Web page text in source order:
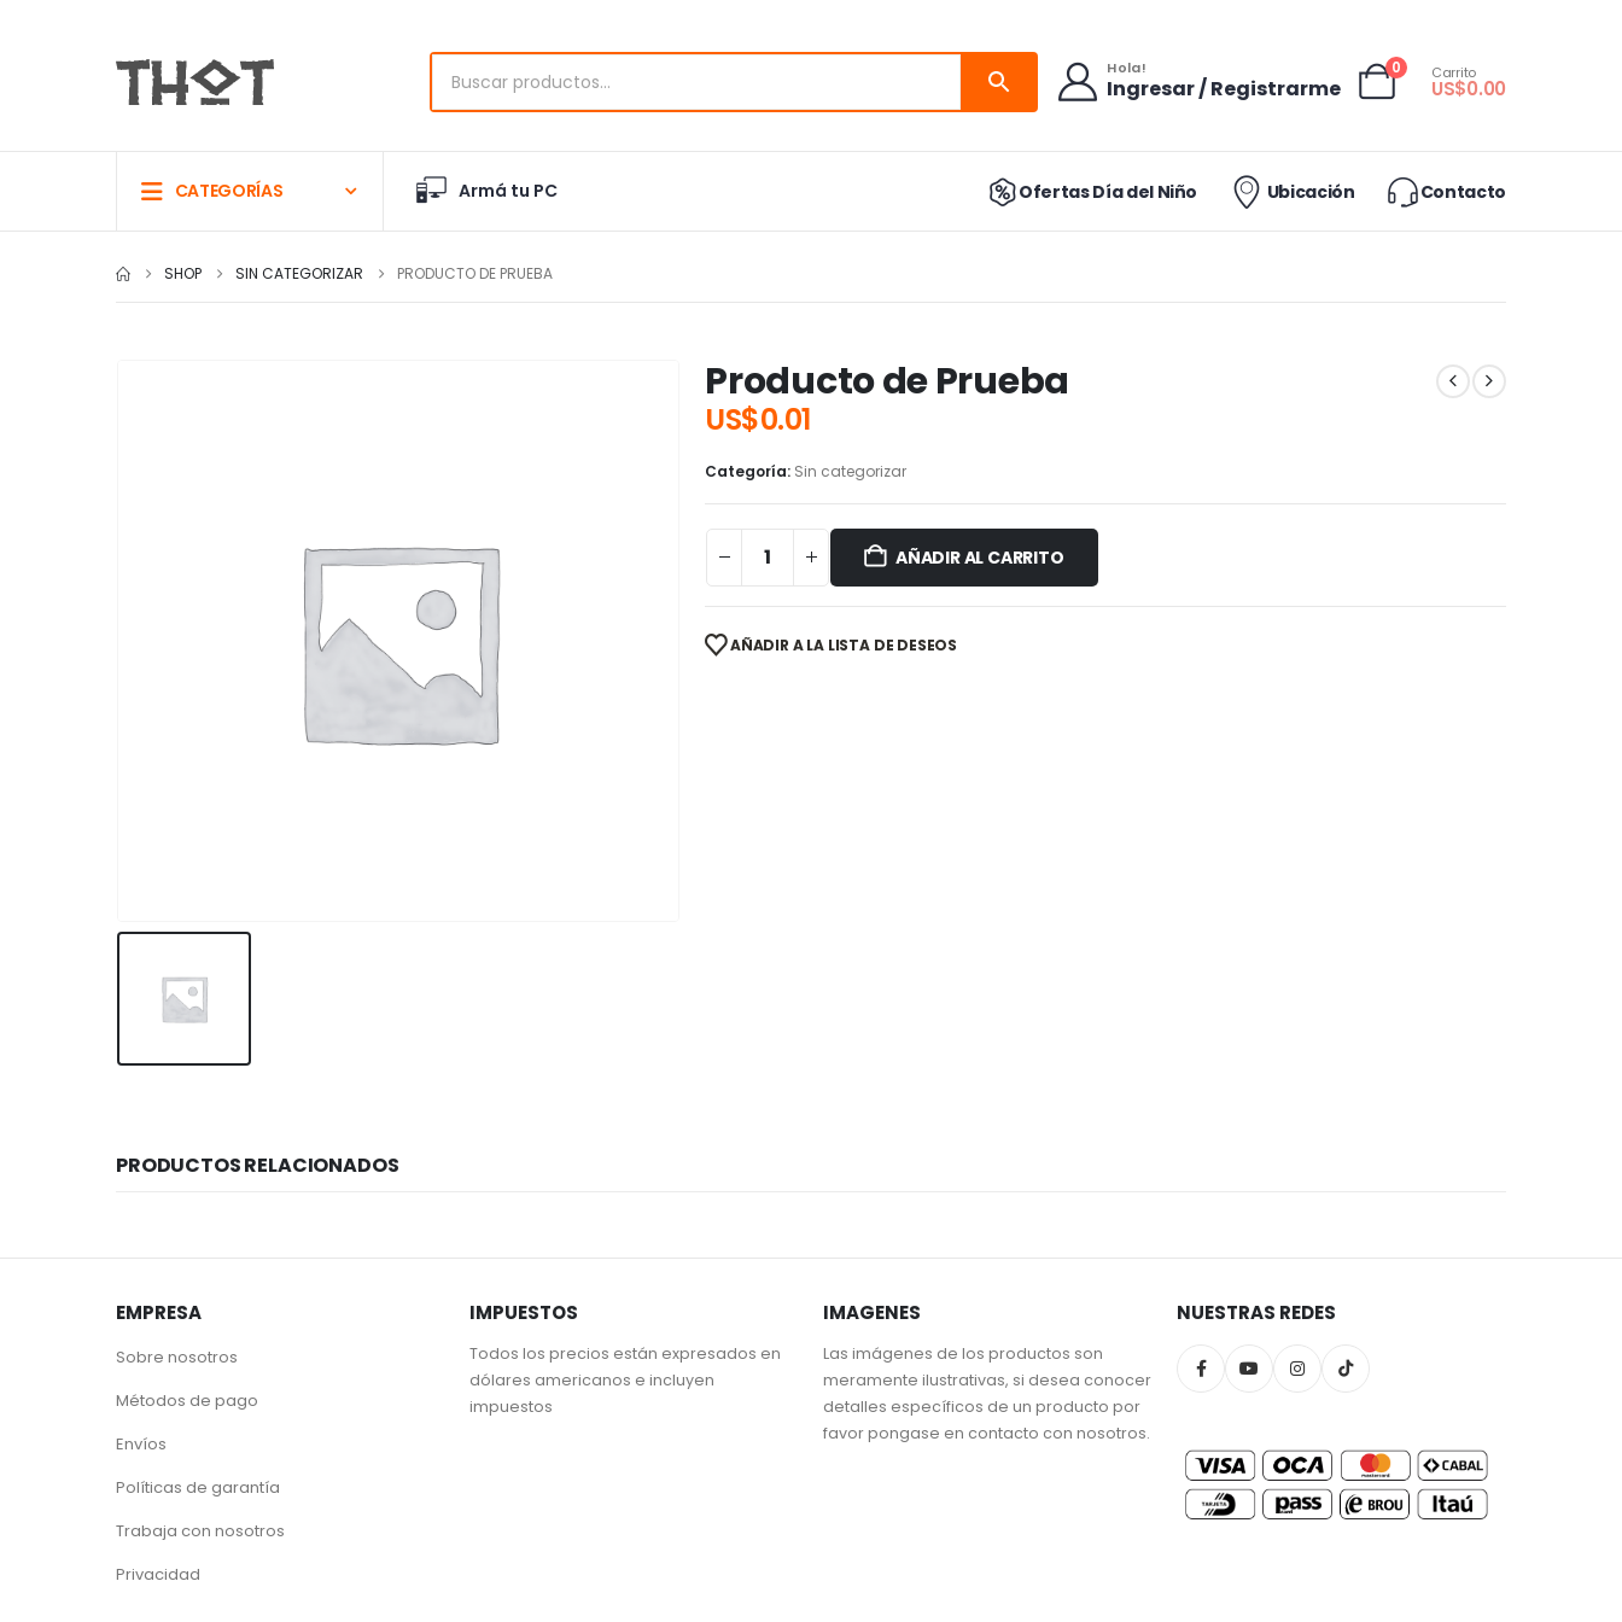
Hola!
Ingresar / Registrarme
0 Carrito
US$0.00
CATEGORÍAS Armá tu PC Ofertas Día del Niño Ubicación Contacto
SHOP SIN CATEGORIZAR PRODUCTO DE PRUEBA
Producto de Prueba
US$0.01
Categoría: Sin categorizar
AÑADIR AL CARRITO
AÑADIR A LA LISTA DE DESEOS
PRODUCTOS RELACIONADOS
EMPRESA
Sobre nosotros
Métodos de pago
Envíos
Políticas de garantía
Trabaja con nosotros
Privacidad
IMPUESTOS
Todos los precios están expresados en
dólares americanos e incluyen
impuestos
IMAGENES
Las imágenes de los productos son
meramente ilustrativas, si desea conocer
detalles específicos de un producto por
favor pongase en contacto con nosotros.
NUESTRAS REDES